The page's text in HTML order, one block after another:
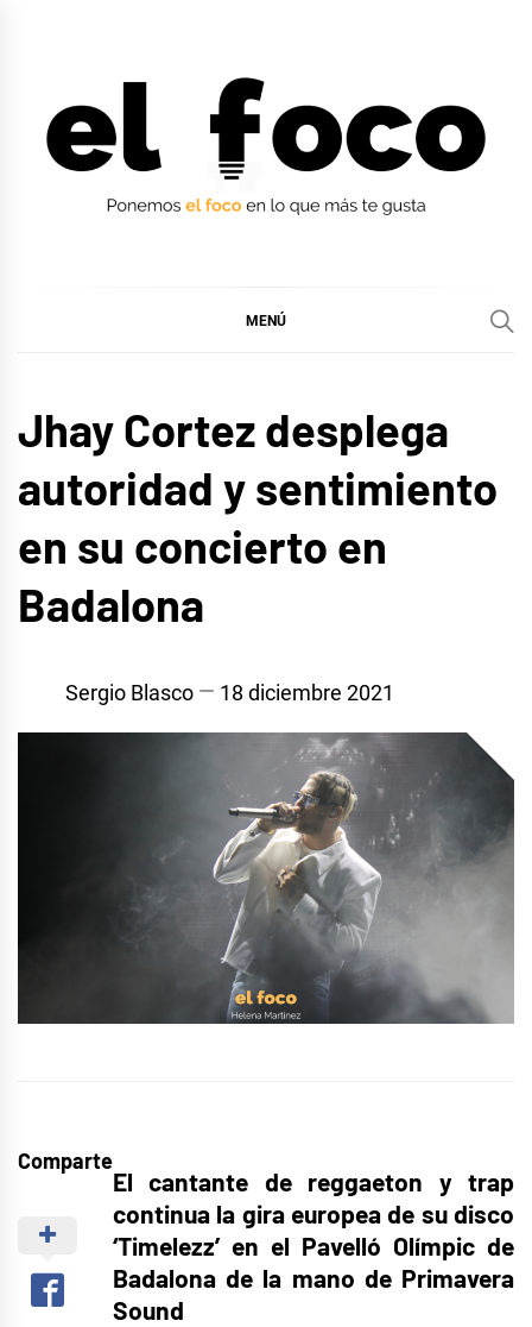
MENÚ
Jhay Cortez desplega
autoridad y sentimiento
en su concierto en
Badalona
Sergio Blasco 18 diciembre 2021
Comparte
El cantante de reggaeton y trap
continua la gira europea de su disco
‘Timelezz’ en el Pavelló Olímpic de
Badalona de la mano de Primavera
Sound